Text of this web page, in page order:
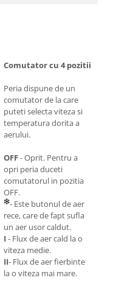
Comutator cu 4 pozitii
Peria dispune de un
comutator de la care
puteti selecta viteza si
temperatura dorita a
aerului.
OFF- Oprit. Pentru a
opri peria duceti
comutatorul in pozitia
OFF.
- Este butonul de aer
rece, care de fapt sufla
un aer usor caldut.
I - Flux de aer cald la o
viteza medie.
II- Flux de aer fierbinte
la o viteza mai mare.